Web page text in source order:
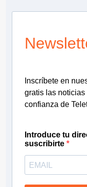
Inscríbete en
gratis las
confianza de
Introduce tu
suscribirte